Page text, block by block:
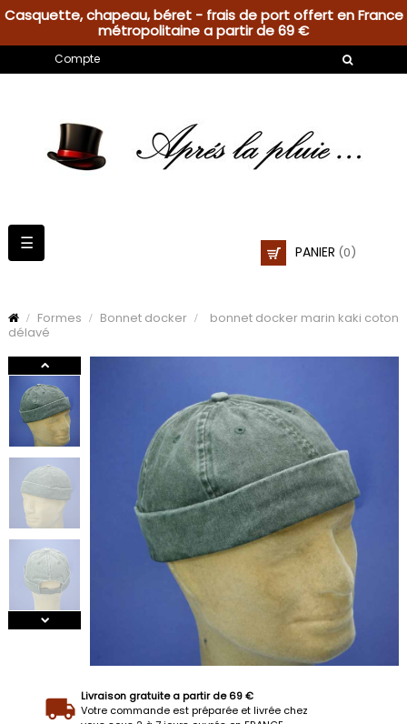
Casquette, chapeau, béret - frais de port offert en France
métropolitaine a partir de 69 €
Compte
PANIER (0)
Basculer
la
☰
Formes Bonnet docker
bonnet docker marin kaki coton
délavé
Livraison gratuite a partir de 69 €
Votre commande est préparée et livrée chez